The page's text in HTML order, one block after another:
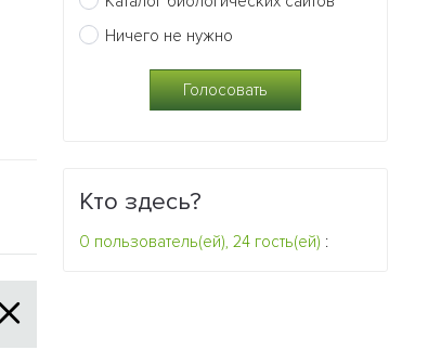
вид рыбок
Ничего не нужно
Кто здесь?
0 пользователь(ей), 24 гость(ей) :